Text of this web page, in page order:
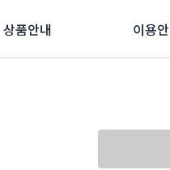
상품안내 이용